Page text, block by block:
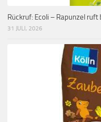
Rückruf: Ecoli – Rapunzel
31 JULI, 2026